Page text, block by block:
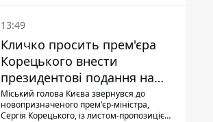
13:49
Кличко просить прем'єра
Корецького внести
президентові подання на
звільнення володаря
Троєщини Бахматова
Міський голова Києва звернувся до
новопризначеного прем'єр-міністра,
Сергія Корецького, із листом-пропозицією